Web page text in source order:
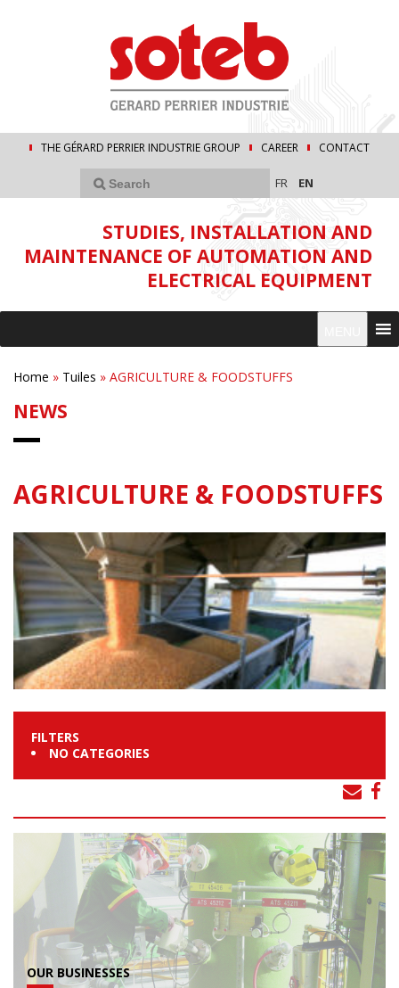
THE GÉRARD PERRIER INDUSTRIE GROUP CAREER CONTACT
FR EN
STUDIES, INSTALLATION AND
MAINTENANCE OF AUTOMATION AND
ELECTRICAL EQUIPMENT
Home » Tuiles » AGRICULTURE & FOODSTUFFS
NEWS
AGRICULTURE & FOODSTUFFS
FILTERS
NO CATEGORIES
OUR BUSINESSES